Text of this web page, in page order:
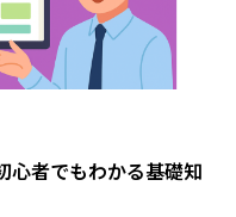
心者でもわかる基礎知